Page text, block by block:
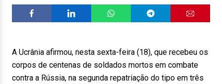
A Ucrânia afirmou, nesta sexta-feira (18), que recebeu os
corpos de centenas de soldados mortos em combate
contra a Rússia, na segunda repatriação do tipo em três